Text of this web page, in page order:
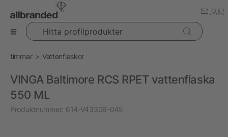
Hitta profilprodukter
timmar Vattenflaskor
VINGA Baltimore RCS RPET vattenflaska
550 ML
Produktnummer: 614-V43306-045